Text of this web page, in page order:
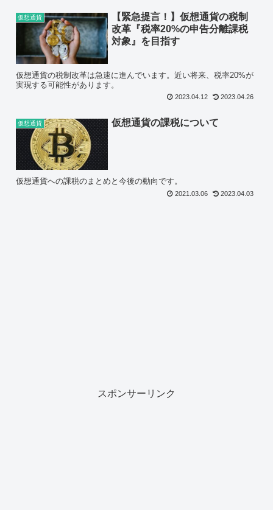
仮想通貨
【緊急提言！】仮想通貨の税制
改革『税率20%の申告分離課税
対象』を目指す
仮想通貨の税制改革は急速に進んでいます。近い将来、税率20%が
実現する可能性があります。
2023.04.12 2023.04.26
仮想通貨 仮想通貨の課税について
仮想通貨への課税のまとめと今後の動向です。
2021.03.06 2023.04.03
スポンサーリンク